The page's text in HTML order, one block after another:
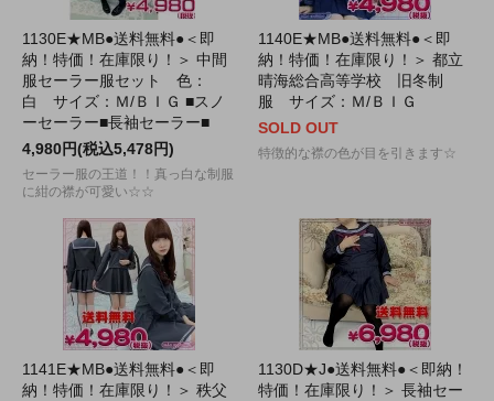
1130E★MB●送料無料●＜即
納！特価！在庫限り！＞ 中間
服セーラー服セット 色：
白 サイズ：Ｍ/ＢＩＧ ■スノ
ーセーラー■長袖セーラー■
4,980円(税込5,478円)
セーラー服の王道！！真っ白な制服
に紺の襟が可愛い☆☆
1140E★MB●送料無料●＜即
納！特価！在庫限り！＞ 都立
晴海総合高等学校 旧冬制
服 サイズ：Ｍ/ＢＩＧ
SOLD OUT
特徴的な襟の色が目を引きます☆
1141E★MB●送料無料●＜即
納！特価！在庫限り！＞ 秩父
1130D★J●送料無料●＜即納！
特価！在庫限り！＞ 長袖セー